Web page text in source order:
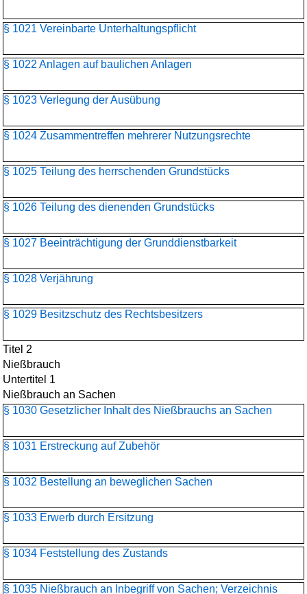
§ 1021 Vereinbarte Unterhaltungspflicht
§ 1022 Anlagen auf baulichen Anlagen
§ 1023 Verlegung der Ausübung
§ 1024 Zusammentreffen mehrerer Nutzungsrechte
§ 1025 Teilung des herrschenden Grundstücks
§ 1026 Teilung des dienenden Grundstücks
§ 1027 Beeinträchtigung der Grunddienstbarkeit
§ 1028 Verjährung
§ 1029 Besitzschutz des Rechtsbesitzers
Titel 2
Nießbrauch
Untertitel 1
Nießbrauch an Sachen
§ 1030 Gesetzlicher Inhalt des Nießbrauchs an Sachen
§ 1031 Erstreckung auf Zubehör
§ 1032 Bestellung an beweglichen Sachen
§ 1033 Erwerb durch Ersitzung
§ 1034 Feststellung des Zustands
§ 1035 Nießbrauch an Inbegriff von Sachen; Verzeichnis